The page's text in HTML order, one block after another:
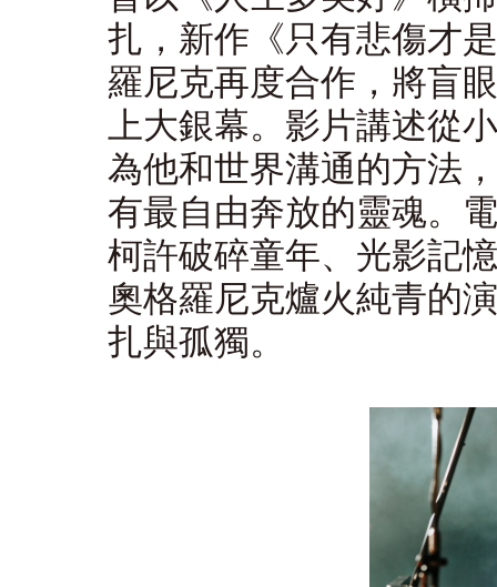
扎，新作《只有悲傷才
羅尼克再度合作，將盲
上大銀幕。影片講述從
為他和世界溝通的方法
有最自由奔放的靈魂。
柯許破碎童年、光影記
奧格羅尼克爐火純青的
扎與孤獨。